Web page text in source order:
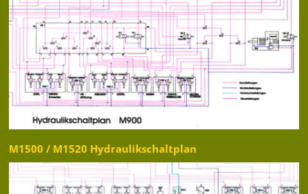
M1500 / M1520 Hydraulikschaltplan